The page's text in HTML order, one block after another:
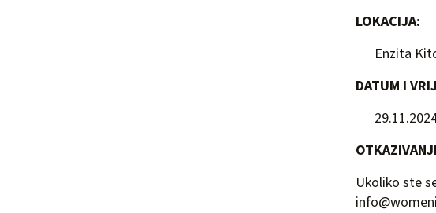
LOKACIJA:
Enzita
DATUM I
Ukoliko ste